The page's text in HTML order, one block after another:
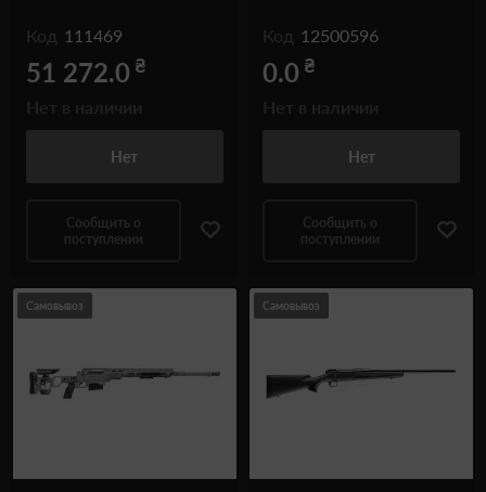
Код 111469
51 272.0 ₴
Нет
Сообщить о
поступлении
Код 12500596
0.0 ₴
Нет
Сообщить о
поступлении
Самовывоз Самовывоз